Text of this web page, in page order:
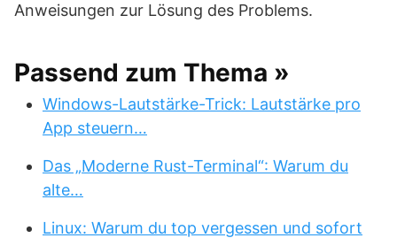
Anweisungen zur Lösung des Problems.
Passend zum Thema »
Windows-Lautstärke-Trick: Lautstärke pro
App steuern…
Das „Moderne Rust-Terminal“: Warum du
alte…
Linux: Warum du top vergessen und sofort